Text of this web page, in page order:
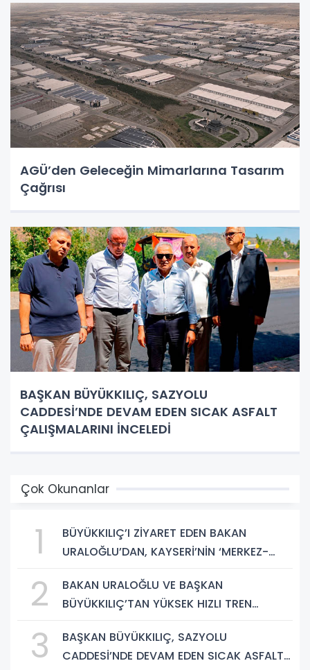
AGÜ’den Geleceğin Mimarlarına Tasarım
Çağrısı
BAŞKAN BÜYÜKKILIÇ, SAZYOLU
CADDESİ’NDE DEVAM EDEN SICAK ASFALT
ÇALIŞMALARINI İNCELEDİ
Çok Okunanlar
1
BÜYÜKKILIÇ’I ZİYARET EDEN BAKAN
URALOĞLU’DAN, KAYSERİ’NİN ‘MERKEZ-
2
BAKAN URALOĞLU VE BAŞKAN
BÜYÜKKILIÇ’TAN YÜKSEK HIZLI TREN
3
BAŞKAN BÜYÜKKILIÇ, SAZYOLU
CADDESİ’NDE DEVAM EDEN SICAK ASFALT